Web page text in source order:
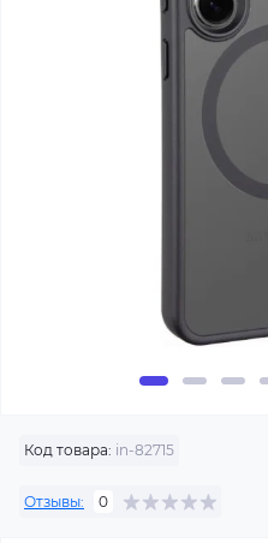
Код товара: in-82715
Отзывы: 0